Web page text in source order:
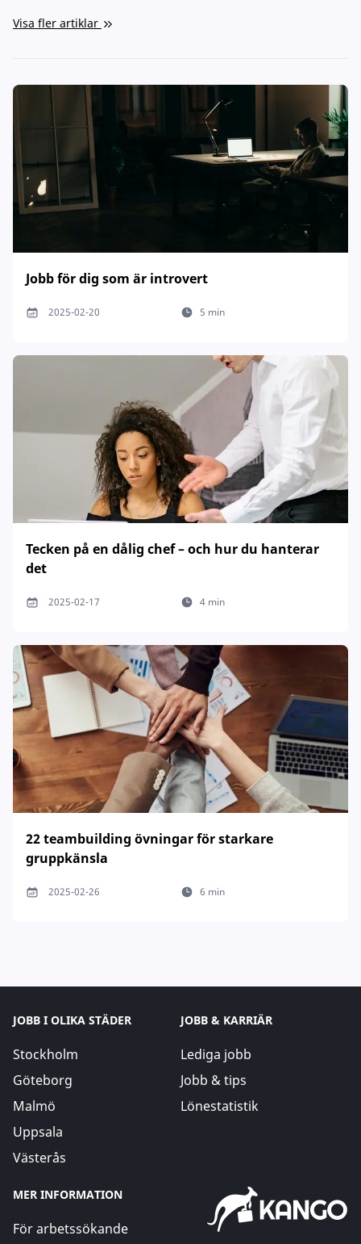
Visa fler artiklar
Jobb för dig som är introvert
2025-02-20 5 min
Tecken på en dålig chef – och hur du hanterar
det
2025-02-17 4 min
22 teambuilding övningar för starkare
gruppkänsla
2025-02-26 6 min
JOBB I OLIKA STÄDER
Stockholm
Göteborg
Malmö
Uppsala
Västerås
JOBB & KARRIÄR
Lediga jobb
Jobb & tips
Lönestatistik
MER INFORMATION
För arbetssökande